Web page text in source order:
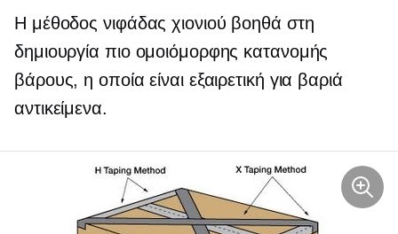
Η μέθοδος νιφάδας χιονιού βοηθά στη
δημιουργία πιο ομοιόμορφης κατανομής
βάρους, η οποία είναι εξαιρετική για βαριά
αντικείμενα.